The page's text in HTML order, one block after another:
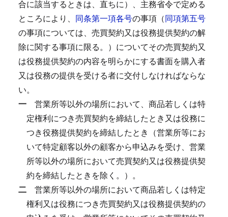
合に該当するときは、直ちに）、主務省令で定める
ところにより、 同条第一項各号の事項（同項第五号
の事項については、売買契約又は役務提供契約の解
除に関する事項に限る。）についてその売買契約又
は役務提供契約の内容を明らかにする書面を購入者
又は役務の提供を受ける者に交付しなければならな
い。
一 営業所等以外の場所において、商品若しくは特
定権利につき売買契約を締結したとき又は役務に
つき役務提供契約を締結したとき（営業所等にお
いて特定顧客以外の顧客から申込みを受け、営業
所等以外の場所において売買契約又は役務提供契
約を締結したときを除く。）。
二 営業所等以外の場所において商品若しくは特定
権利又は役務につき売買契約又は役務提供契約の